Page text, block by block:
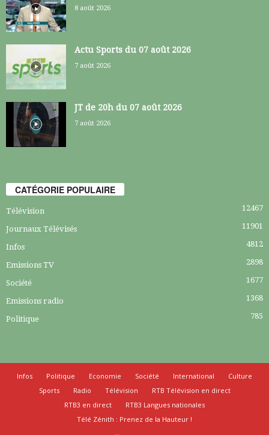
8 août 2026
Actu Sports du 07 août 2026
7 août 2026
JT de 20h du 07 août 2026
7 août 2026
CATÉGORIE POPULAIRE
Télévision 12467
Journaux Télévisés 11901
Infos 4812
Emissions TV 2898
Société 1677
Emissions radio 1368
Politique 785
Infos Politique Economie Société International
Culture
Sports
Radio Télévision
RTB Télévision en direct
RTB3 en direct
RTB3 Langues nationales
Télé Zénith : Prenez de la Hauteur !